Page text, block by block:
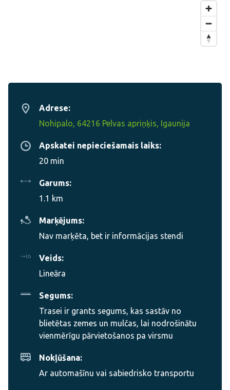
Adrese:
Nohipalo, 64216 Pelvas apriņķis, Igaunija
Apskatei nepieciešamais laiks:
20 min
Garums:
1.1 km
Marķējums:
Nav marķēta, bet ir informācijas stendi
Veids:
Lineāra
Segums:
Trasei ir grants segums, kas sastāv no
blietētas zemes un mulčas, lai nodrošinātu
vienmērīgu pārvietošanos pa virsmu
Nokļūšana:
Ar automašīnu vai sabiedrisko transportu